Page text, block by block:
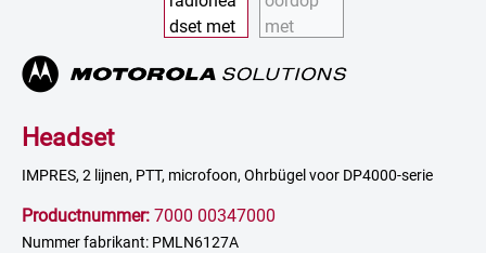
Headset
IMPRES, 2 lijnen, PTT, microfoon, Ohrbügel voor DP4000-serie
Productnummer: 7000 00347000
Nummer fabrikant: PMLN6127A